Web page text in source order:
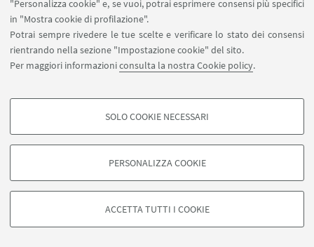
"Personalizza cookie" e, se vuoi, potrai esprimere consensi più specifici
in "Mostra cookie di profilazione".
Potrai sempre rivedere le tue scelte e verificare lo stato dei consensi
rientrando nella sezione "Impostazione cookie" del sito.
Per maggiori informazioniconsulta la nostra Cookie policy.
COOKIE DI PROFILAZIONE - FACOLTATIVI
degli utenti, creare profili in base al loro comportamento sul sito, per analisi
di marketing.
Google/Youtube Video
SOLO COOKIE NECESSARI
PERSONALIZZA COOKIE
ACCETTA TUTTI I COOKIE
podcast del
scienza".
©Copyright 2026 - ALMA MATER STUDIORUM - Università di
Privacy- Note legali-Impostazioni Cookie